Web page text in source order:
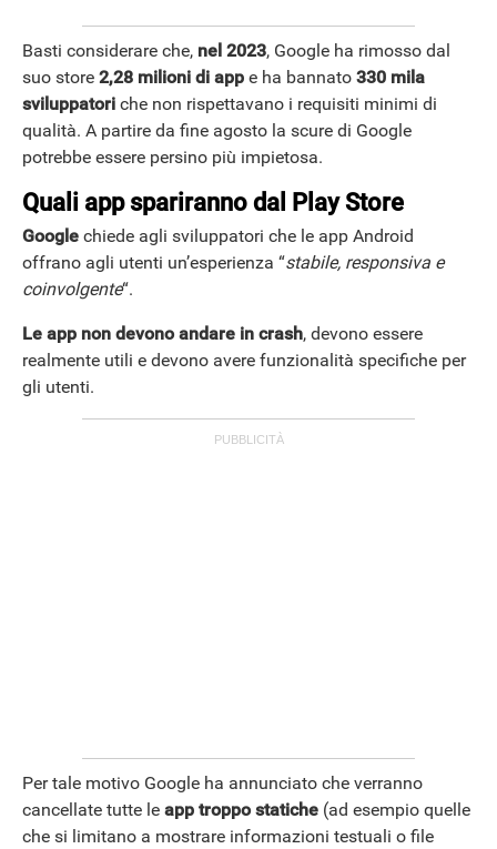
Basti considerare che, nel 2023, Google ha rimosso dal
suo store 2,28 milioni di app e ha bannato 330 mila
sviluppatori che non rispettavano i requisiti minimi di
qualità. A partire da fine agosto la scure di Google
potrebbe essere persino più impietosa.
Quali app spariranno dal Play Store
Google chiede agli sviluppatori che le app Android
offrano agli utenti un’esperienza “stabile, responsiva e
coinvolgente“.
Le app non devono andare in crash, devono essere
realmente utili e devono avere funzionalità specifiche per
gli utenti.
Per tale motivo Google ha annunciato che verranno
cancellate tutte le app troppo statiche (ad esempio quelle
che si limitano a mostrare informazioni testuali o file